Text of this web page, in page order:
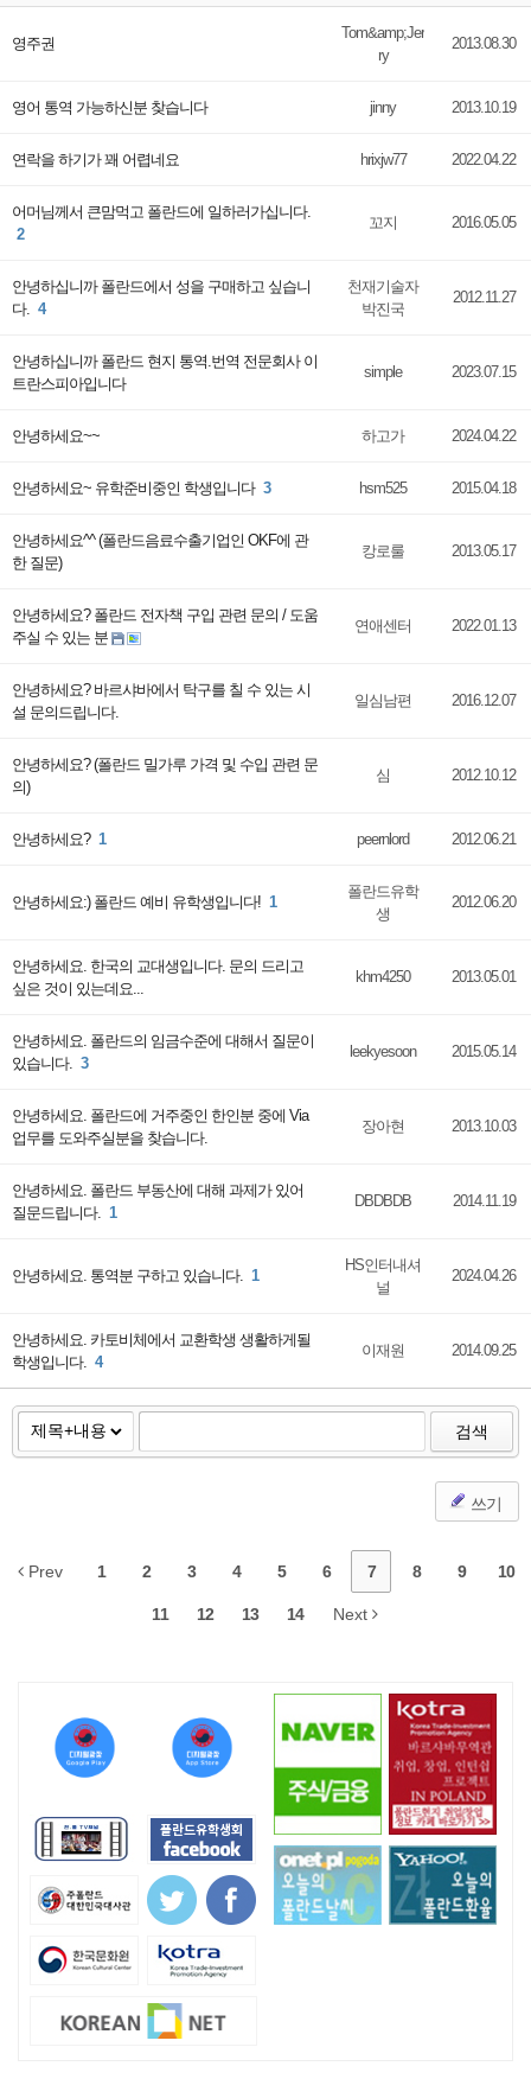
영주권
Tom&amp;Jer
ry
2013.08.30
영어 통역 가능하신분 찾습니다 jinny 2013.10.19
연락을 하기가 꽤 어렵네요 hrixjw77 2022.04.22
어머님께서 큰맘먹고 폴란드에 일하러가십니다.
2
꼬지 2016.05.05
안녕하십니까 폴란드에서 성을 구매하고 싶습니
다. 4
천재기술자
박진국
2012.11.27
안녕하십니까 폴란드 현지 통역.번역 전문회사 이
트란스피아입니다
simple 2023.07.15
안녕하세요~~ 하고가 2024.04.22
안녕하세요~ 유학준비중인 학생입니다 3 hsm525 2015.04.18
안녕하세요^^ (폴란드음료수출기업인 OKF에 관
한 질문)
캉로룰 2013.05.17
안녕하세요? 폴란드 전자책 구입 관련 문의 / 도움
주실 수 있는 분
연애센터 2022.01.13
안녕하세요? 바르샤바에서 탁구를 칠 수 있는 시
설 문의드립니다.
일심남편 2016.12.07
안녕하세요? (폴란드 밀가루 가격 및 수입 관련 문
의)
심 2012.10.12
안녕하세요? 1 peernlord 2012.06.21
안녕하세요:) 폴란드 예비 유학생입니다! 1
폴란드유학
생
2012.06.20
안녕하세요. 한국의 교대생입니다. 문의 드리고
싶은 것이 있는데요...
khm4250 2013.05.01
안녕하세요. 폴란드의 임금수준에 대해서 질문이
있습니다. 3
leekyesoon 2015.05.14
안녕하세요. 폴란드에 거주중인 한인분 중에 Via
업무를 도와주실분을 찾습니다.
장아현 2013.10.03
안녕하세요. 폴란드 부동산에 대해 과제가 있어
질문드립니다. 1
DBDBDB 2014.11.19
안녕하세요. 통역분 구하고 있습니다. 1
HS인터내셔
널
2024.04.26
안녕하세요. 카토비체에서 교환학생 생활하게될
학생입니다. 4
이재원 2014.09.25
검색
쓰기
Prev 1 2 3 4 5 6 7 8 9 10
11 12 13 14 Next